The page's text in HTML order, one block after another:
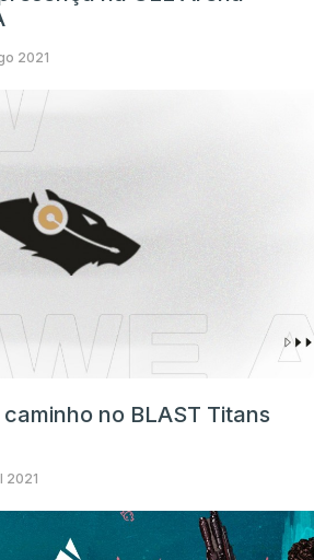
2021
no BLAST Titans
2021